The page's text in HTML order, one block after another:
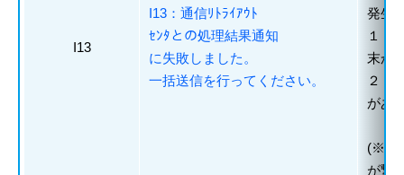
I13
I13：通信ﾘﾄﾗｲｱｳﾄ
ｾﾝﾀとの処理結果通知
に失敗しました。
一括送信を行ってください。
発生
１．
末か
２．
があ
(※)お
が繋